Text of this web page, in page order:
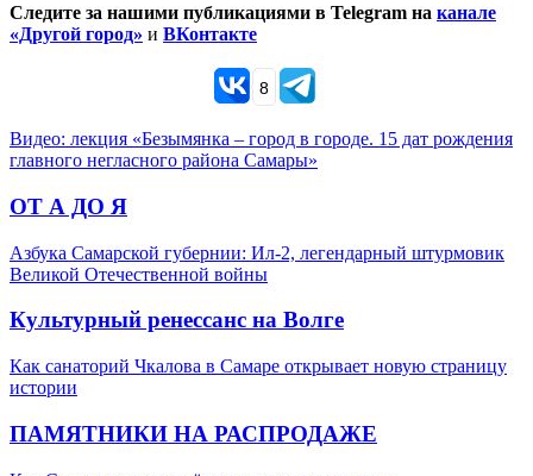
Следите за нашими публикациями в Telegram на канале
«Другой город» и ВКонтакте
8
Видео: лекция «Безымянка – город в городе. 15 дат рождения
главного негласного района Самары»
ОТ А ДО Я
Азбука Самарской губернии: Ил-2, легендарный штурмовик
Великой Отечественной войны
Культурный ренессанс на Волге
Как санаторий Чкалова в Самаре открывает новую страницу
истории
ПАМЯТНИКИ НА РАСПРОДАЖЕ